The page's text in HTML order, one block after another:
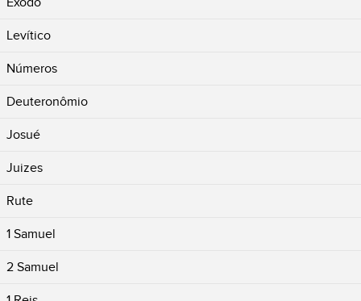
Levítico
Números
Deuteronômio
Josué
Juizes
Rute
1 Samuel
2 Samuel